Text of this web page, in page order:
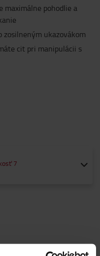
maximálne pohodlie a
zosilneným ukazovákom
cit pri manipulácii s
7